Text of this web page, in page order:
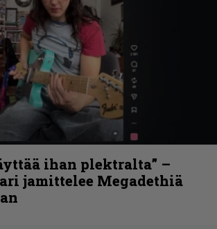
ihan plektralta” –
jamittelee Megadethiä